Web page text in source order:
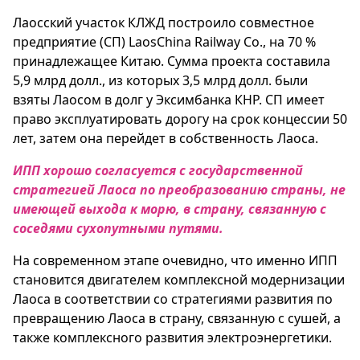
Лаосский участок КЛЖД построило совместное
предприятие (СП) LaosChina Railway Co., на 70 %
принадлежащее Китаю. Сумма проекта составила
5,9 млрд долл., из которых 3,5 млрд долл. были
взяты Лаосом в долг у Эксимбанка КНР. СП имеет
право эксплуатировать дорогу на срок концессии 50
лет, затем она перейдет в собственность Лаоса.
ИПП хорошо согласуется с государственной
стратегией Лаоса по преобразованию страны, не
имеющей выхода к морю, в страну, связанную с
соседями сухопутными путями.
На современном этапе очевидно, что именно ИПП
становится двигателем комплексной модернизации
Лаоса в соответствии со стратегиями развития по
превращению Лаоса в страну, связанную с сушей, а
также комплексного развития электроэнергетики.